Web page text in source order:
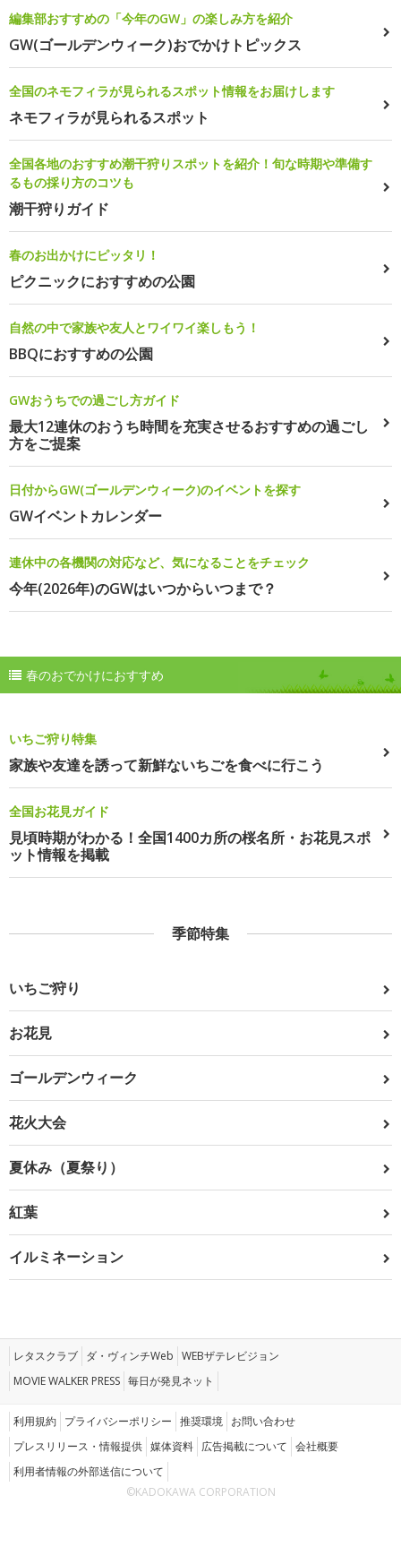
編集部おすすめの「今年のGW」の楽しみ方を紹介
GW(ゴールデンウィーク)おでかけトピックス
全国のネモフィラが見られるスポット情報をお届けします
ネモフィラが見られるスポット
全国各地のおすすめ潮干狩りスポットを紹介！旬な時期や準備す
るもの採り方のコツも
潮干狩りガイド
春のお出かけにピッタリ！
ピクニックにおすすめの公園
自然の中で家族や友人とワイワイ楽しもう！
BBQにおすすめの公園
GWおうちでの過ごし方ガイド
最大12連休のおうち時間を充実させるおすすめの過ごし
方をご提案
日付からGW(ゴールデンウィーク)のイベントを探す
GWイベントカレンダー
連休中の各機関の対応など、気になることをチェック
今年(2026年)のGWはいつからいつまで？
春のおでかけにおすすめ
いちご狩り特集
家族や友達を誘って新鮮ないちごを食べに行こう
全国お花見ガイド
見頃時期がわかる！全国1400カ所の桜名所・お花見スポ
ット情報を掲載
季節特集
いちご狩り
お花見
ゴールデンウィーク
花火大会
夏休み（夏祭り）
紅葉
イルミネーション
レタスクラブ ダ・ヴィンチWeb WEBザテレビジョン
MOVIE WALKER PRESS 毎日が発見ネット
利用規約 プライバシーポリシー 推奨環境 お問い合わせ
プレスリリース・情報提供 媒体資料 広告掲載について 会社概要
利用者情報の外部送信について
©KADOKAWA CORPORATION